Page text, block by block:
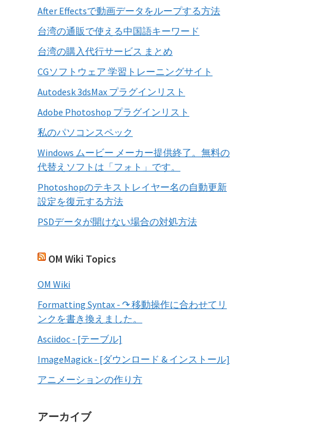
検
索
す
る
After Effectsで動画データをループする方法
台湾の通販で使える中国語キーワード
台湾の購入代行サービス まとめ
CGソフトウェア 学習トレーニングサイト
Autodesk 3dsMax プラグインリスト
Adobe Photoshop プラグインリスト
私のパソコンスペック
Windows ムービー メーカー提供終了。無料の
代替えソフトは「フォト」です。
Photoshopのテキストレイヤー名の自動更新
設定を復元する方法
PSDデータが開けない場合の対処方法
OM Wiki Topics
OM Wiki
Formatting Syntax - ↷ 移動操作に合わせてリ
ンクを書き換えました。
Asciidoc - [テーブル]
ImageMagick - [ダウンロード & インストール]
アニメーションの作り方
アーカイブ